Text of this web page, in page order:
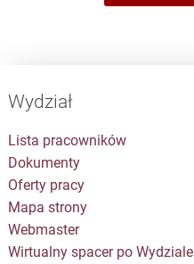
Wydział
Lista pracowników
Dokumenty
Oferty pracy
Mapa strony
Webmaster
Wirtualny spacer po Wydziale